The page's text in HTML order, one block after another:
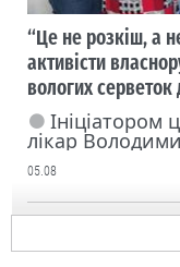
“Це не розкіш, а
активісти
вологих
Ініціатором
лікар
05.08